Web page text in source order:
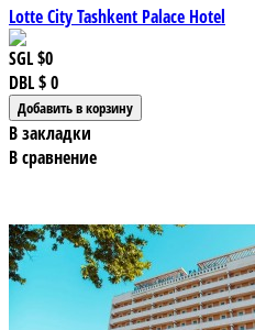
Lotte City Tashkent Palace Hotel
SGL$0
DBL$ 0
В закладки
В сравнение